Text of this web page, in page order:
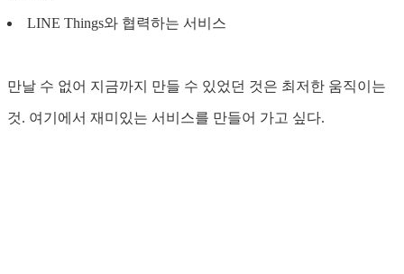
LINE Things와 협력하는 서비스
만날 수 없어 지금까지 만들 수 있었던 것은 최저한 움직이는
것. 여기에서 재미있는 서비스를 만들어 가고 싶다.